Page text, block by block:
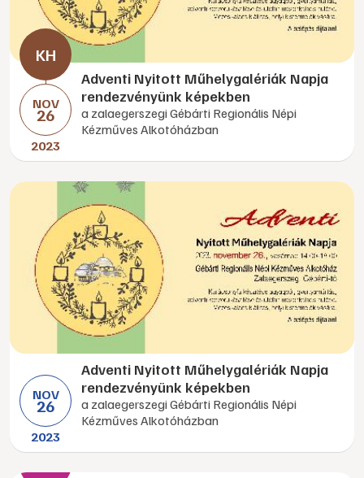
NOV
26
2023
Adventi Nyitott Műhelygalériák Napja
rendezvényünk képekben
a zalaegerszegi Gébárti Regionális Népi
Kézműves Alkotóházban
NOV
26
2023
Adventi Nyitott Műhelygalériák Napja
rendezvényünk képekben
a zalaegerszegi Gébárti Regionális Népi
Kézműves Alkotóházban